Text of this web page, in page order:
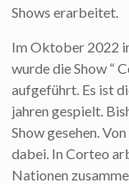
Shows erarbeitet.
Im Oktober 2022
wurde die Show “
aufgeführt. Es ist
jahren gespielt.
Show gesehen.
dabei. In Corteo
Nationen